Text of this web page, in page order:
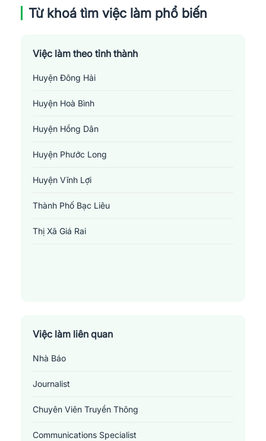
báo chí hay các nền tảng trực tuyến khác ở khu vực này. Sự sáng
tạo, tư duy phê phán và kiến thức sâu rộng về văn hóa, xã hội địa
Những vị trí việc làm liên quan đến ngành biên
tập viên tại Bạc Liêu
nhất định dưới nhiều hình thức như bài viết, hình ảnh, video hay
Từ khoá tìm việc làm phổ biến
Việc làm theo tỉnh thành
Huyện Đông Hải
Huyện Hoà Bình
Huyện Hồng Dân
Huyện Phước Long
Huyện Vĩnh Lợi
Thành Phố Bạc Liêu
Thị Xã Giá Rai
Việc làm liên quan
Nhà Báo
Journalist
Chuyên Viên Truyền Thông
Communications Specialist